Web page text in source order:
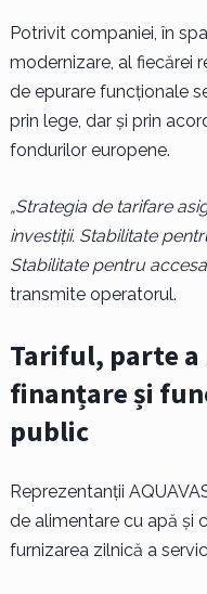
Potrivit companiei, în
modernizare, al fiecărei
de epurare funcționale
prin lege, dar și prin
fondurilor europene.
„Strategia de tarifare
investiții. Stabilitate
Stabilitate pentru
transmite operatorul.
Tariful, parte a
finanțare și
public
Reprezentanții
de alimentare cu apă și
furnizarea zilnică a